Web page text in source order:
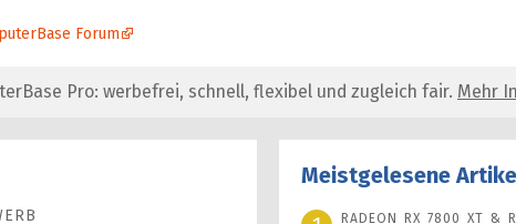
Forum
Pro: werbefrei, schnell, flexibel und zugleich fair. Mehr
Meistgelesene
RADEON RX 7800 XT &